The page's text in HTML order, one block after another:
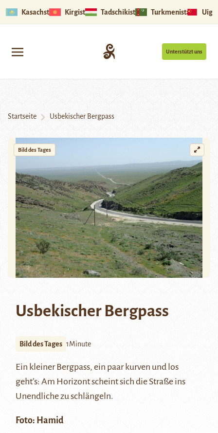
Kasachstan Kirgistan Tadschikistan Turkmenistan
Unterstützt uns
Startseite Usbekischer Bergpass
Bild des Tages
Usbekischer Bergpass
Bild des Tages 1Minute
Ein kleiner Bergpass, ein paar kurven und los
geht’s: Am Horizont scheint sich die Straße ins
Unendliche zu schlängeln.
Foto: Hamid